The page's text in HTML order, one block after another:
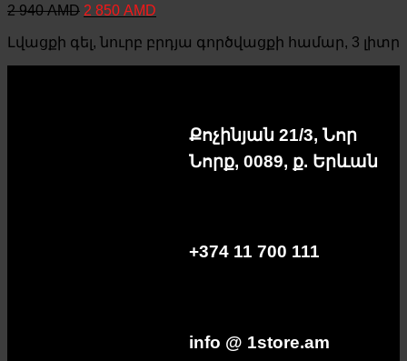
2 940AMD Original
was:
2 850 AMD
is:
Լվացքի գել, նուրբ բրդյա գործվացքի համար, 3 լիտր
Քոչինյան 21/3, Նոր
Նորք, 0089, ք. Երևան
+374 11 700 111
info @ 1store.am